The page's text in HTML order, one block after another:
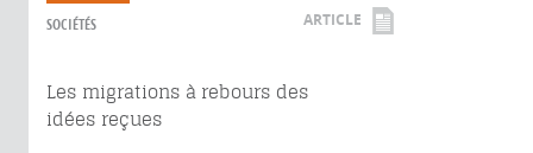
SOCIÉTÉS ARTICLE
Les migrations à rebours des
idées reçues